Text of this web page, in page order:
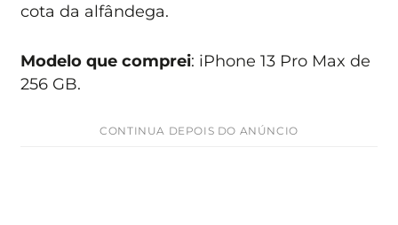
cota da alfândega.
Modelo que comprei: iPhone 13 Pro Max de
256 GB.
CONTINUA DEPOIS DO ANÚNCIO